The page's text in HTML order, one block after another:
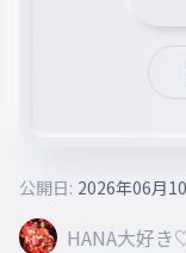
HANA大好き
公開日: 2026年06月